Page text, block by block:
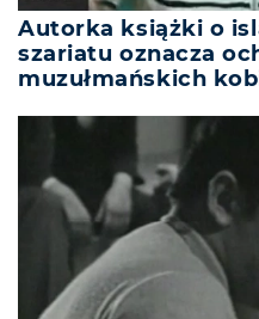
Autorka książki o
szariatu oznacza
muzułmańskich